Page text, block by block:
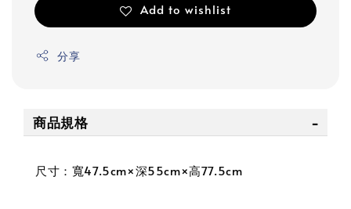
Add to wishlist
分享
商品規格
尺寸：寬47.5cm×深55cm×高77.5cm